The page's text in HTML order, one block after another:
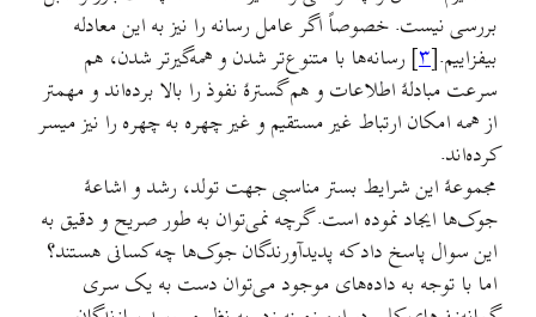
بررسی نیست. خصوصاً اگر عامل رسانه را نیز به این معادله
بیفزاییم.[۳] رسانه‌ها با متنوع‌تر شدن و همه‌گیرتر شدن، هم
سرعت مبادلهٔ اطلاعات و هم گسترهٔ نفوذ را بالا برده‌اند و مهمتر
از همه امکان ارتباط غیر مستقیم و غیر چهره به چهره را نیز میسر
کرده‌اند.
مجموعهٔ این شرایط بستر مناسبی جهت تولد، رشد و اشاعهٔ
جوک‌ها ایجاد نموده است. گرچه نمی‌توان به طور صریح و دقیق به
این سوال پاسخ داد که پدیدآورندگان جوک‌ها چه کسانی هستند؟
اما با توجه به داده‌های موجود می‌توان دست به یک سری